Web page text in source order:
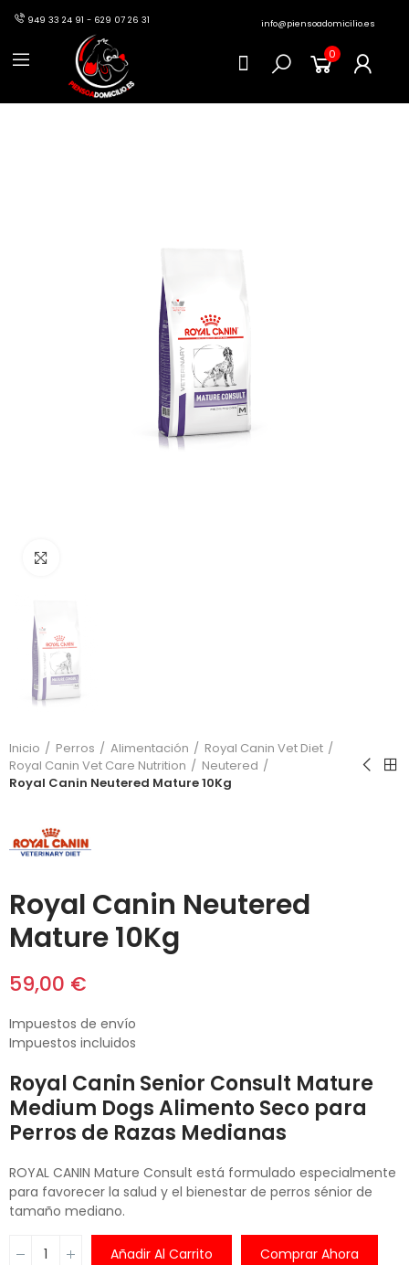
949 33 24 91 - 629 07 26 31 info@piensoadomicilio.es
0
Inicio Perros Alimentación
Royal Canin Vet Diet
Royal Canin Vet Care Nutrition
Neutered
Royal Canin Neutered Mature 10Kg
Royal Canin Neutered
Mature 10Kg
59,00 €
Impuestos de envío
Impuestos incluidos
Royal Canin Senior Consult Mature
Medium Dogs Alimento Seco para
Perros de Razas Medianas
ROYAL CANIN Mature Consult está formulado especialmente
para favorecer la salud y el bienestar de perros sénior de
tamaño mediano.
Añadir Al Carrito Comprar Ahora